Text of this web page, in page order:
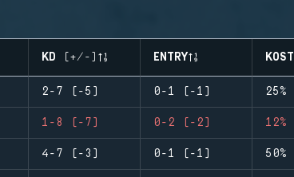
KD (+/-) ENTRY KOST
2-7 (-5) 0-1 (-1) 25%
1-8 (-7) 0-2 (-2) 12%
4-7 (-3) 0-1 (-1) 50%